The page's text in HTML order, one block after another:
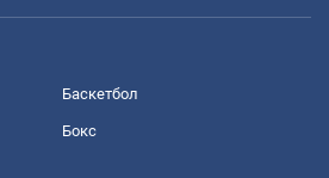
Баскетбол
Бокс